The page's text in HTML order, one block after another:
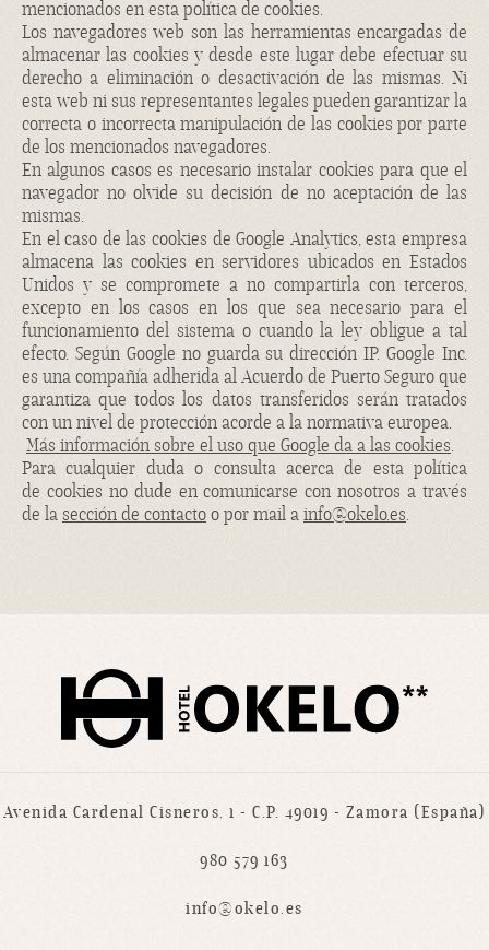
mencionados en esta política de cookies
Los navegadores web son las herramientas encargadas de
almacenar las cookies y desde este lugar debe efectuar su
derecho a eliminación o desactivación de las mismas. Ni
esta web ni sus representantes legales pueden garantizar la
correcta o incorrecta manipulación de las cookies por parte
de los mencionados navegadores.
En algunos casos es necesario instalar cookies para que el
navegador no olvide su decisión de no aceptación de las
mismas.
En el caso de las cookies de Google Analytics, esta empresa
almacena lascookies en servidores ubicados en Estados
Unidos y se compromete a no compartirla con terceros,
excepto en los casos en los que sea necesario para el
funcionamiento del sistema o cuando la ley obligue a tal
efecto. Según Google no guarda su dirección IP. Google Inc.
es una compañía adherida al Acuerdo de Puerto Seguro que
garantiza que todos los datos transferidos serán tratados
con un nivel de protección acorde a la normativa europea.
Más información sobre el uso que Google da a las cookies
Para cualquier duda o consulta acerca de esta política
de cookies no dude en comunicarse con nosotros a través
de la sección de contacto o por mail a info@okelo.es
Avenida Cardenal Cisneros, 1 - C.P. 49019 - Zamora (España)
980 579 163
info@okelo.es